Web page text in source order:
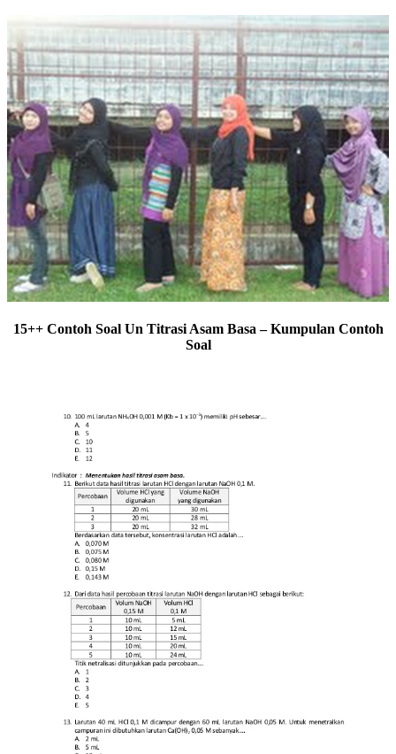
15++ Contoh Soal Un Titrasi Asam Basa – Kumpulan Contoh
Soal